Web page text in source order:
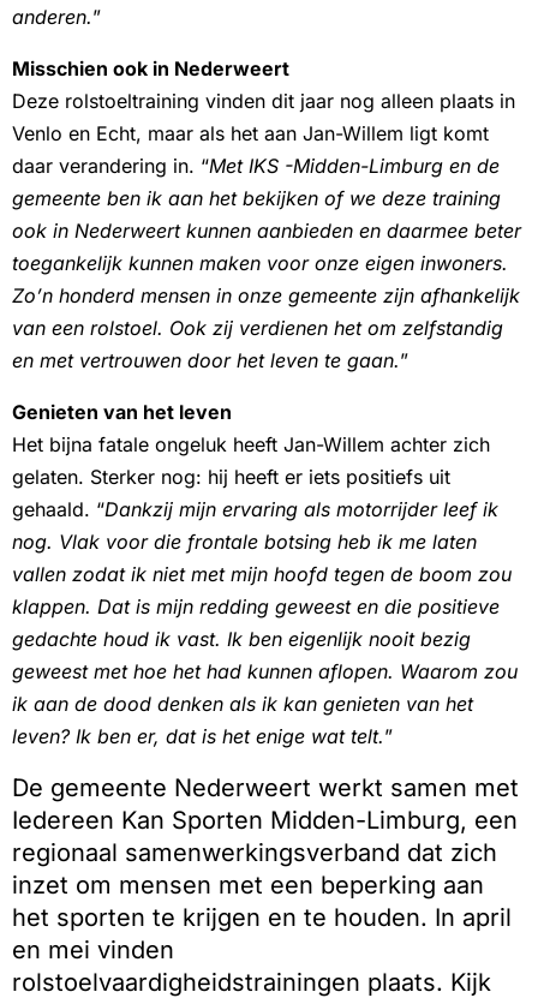
anderen.”
Misschien ook in Nederweert
Deze rolstoeltraining vinden dit jaar nog alleen plaats in
Venlo en Echt, maar als het aan Jan-Willem ligt komt
daar verandering in. “Met IKS -Midden-Limburg en de
gemeente ben ik aan het bekijken of we deze training
ook in Nederweert kunnen aanbieden en daarmee beter
toegankelijk kunnen maken voor onze eigen inwoners.
Zo’n honderd mensen in onze gemeente zijn afhankelijk
van een rolstoel. Ook zij verdienen het om zelfstandig
en met vertrouwen door het leven te gaan.”
Genieten van het leven
Het bijna fatale ongeluk heeft Jan-Willem achter zich
gelaten. Sterker nog: hij heeft er iets positiefs uit
gehaald. “Dankzij mijn ervaring als motorrijder leef ik
nog. Vlak voor die frontale botsing heb ik me laten
vallen zodat ik niet met mijn hoofd tegen de boom zou
klappen. Dat is mijn redding geweest en die positieve
gedachte houd ik vast. Ik ben eigenlijk nooit bezig
geweest met hoe het had kunnen aflopen. Waarom zou
ik aan de dood denken als ik kan genieten van het
leven? Ik ben er, dat is het enige wat telt.”
De gemeente Nederweert werkt samen met
Iedereen Kan Sporten Midden-Limburg, een
regionaal samenwerkingsverband dat zich
inzet om mensen met een beperking aan
het sporten te krijgen en te houden. In april
en mei vinden
rolstoelvaardigheidstrainingen plaats. Kijk